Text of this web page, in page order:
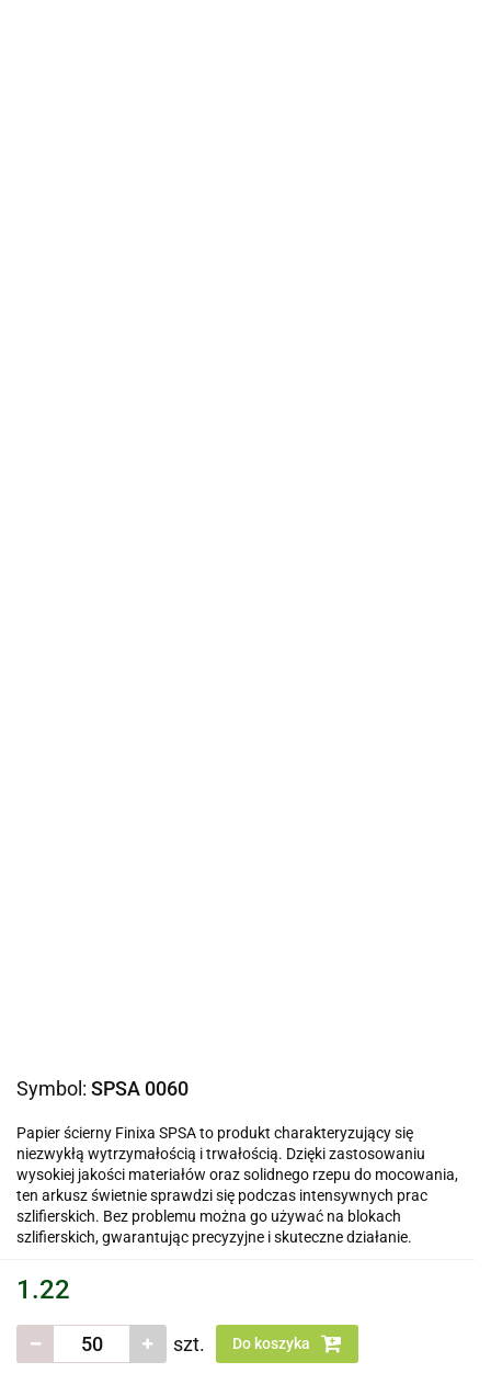
Symbol: SPSA 0060
Papier ścierny Finixa SPSA to produkt charakteryzujący się
niezwykłą wytrzymałością i trwałością. Dzięki zastosowaniu
wysokiej jakości materiałów oraz solidnego rzepu do mocowania,
ten arkusz świetnie sprawdzi się podczas intensywnych prac
szlifierskich. Bez problemu można go używać na blokach
szlifierskich, gwarantując precyzyjne i skuteczne działanie.
1.22
szt. Do koszyka